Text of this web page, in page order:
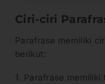
Ciri-ciri
Parafrase memiliki
berikut:
1. Parafrase